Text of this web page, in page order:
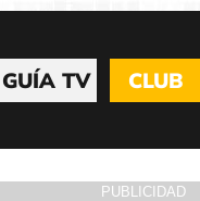
GUÍA TV CLUB
PUBLICIDAD